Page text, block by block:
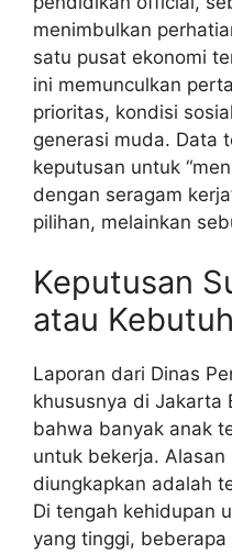
menimbulkan
satu pusat ekonomi
ini memunculkan
prioritas, kondisi
generasi muda. Data
keputusan untuk
dengan seragam
pilihan, melainkan
Keputusan
atau
Laporan dari Dinas
khususnya di Jakarta
bahwa banyak anak
untuk bekerja.
diungkapkan adalah
Di tengah kehidupan
yang tinggi,